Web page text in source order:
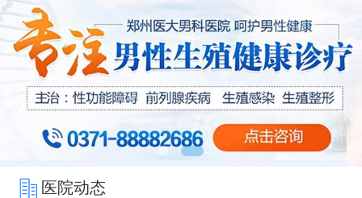
医院动态